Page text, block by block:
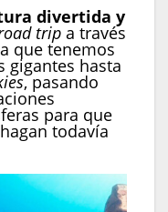
divertida y
trip a través
que tenemos
gigantes hasta
, pasando
para que
todavía